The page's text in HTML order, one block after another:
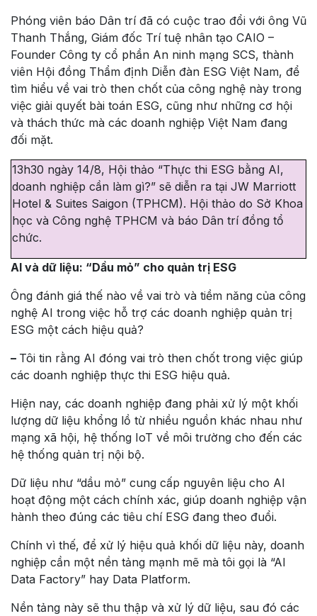
Phóng viên báo Dân tríđã có cuộc trao đổi với ông Vũ
Thanh Thắng, Giám đốc Trí tuệ nhân tạo CAIO –
Founder Công ty cổ phần An ninh mạng SCS, thành
viên Hội đồng Thẩm định Diễn đàn ESG Việt Nam, để
tìm hiểu về vai trò then chốt của công nghệ này trong
việc giải quyết bài toán ESG, cũng như những cơ hội
và thách thức mà các doanh nghiệp Việt Nam đang
đối mặt.
13h30 ngày 14/8, Hội thảo “Thực thi ESG bằng AI,
doanh nghiệp cần làm gì?” sẽ diễn ra tại JW Marriott
Hotel & Suites Saigon (TPHCM). Hội thảo do Sở Khoa
học và Công nghệ TPHCM và báo Dân trí đồng tổ
chức.
Al và dữ liệu: “Dầu mỏ” cho quản trị ESG
Ông đánh giá thế nào về vai trò và tiềm năng của công
nghệ AI trong việc hỗ trợ các doanh nghiệp quản trị
ESG một cách hiệu quả?
– Tôi tin rằng AI đóng vai trò then chốt trong việc giúp
các doanh nghiệp thực thi ESG hiệu quả.
Hiện nay, các doanh nghiệp đang phải xử lý một khối
lượng dữ liệu khổng lồ từ nhiều nguồn khác nhau như
mạng xã hội, hệ thống IoT về môi trường cho đến các
hệ thống quản trị nội bộ.
Dữ liệu như “dầu mỏ” cung cấp nguyên liệu cho AI
hoạt động một cách chính xác, giúp doanh nghiệp vận
hành theo đúng các tiêu chí ESG đang theo đuổi.
Chính vì thế, để xử lý hiệu quả khối dữ liệu này, doanh
nghiệp cần một nền tảng mạnh mẽ mà tôi gọi là “AI
Data Factory” hay Data Platform.
Nền tảng này sẽ thu thập và xử lý dữ liệu, sau đó các